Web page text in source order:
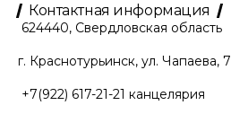
Контактная информация
624440, Свердловская область
г. Краснотурьинск, ул. Чапаева, 7
+7(922) 617-21-21 канцелярия